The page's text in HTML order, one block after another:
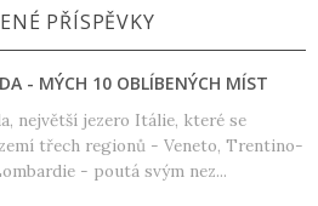
PŘÍSPĚVKY
- MÝCH 10 OBLÍBENÝCH MÍST
největší jezero Itálie, které se
třech regionů - Veneto, Trentino-
- poutá svým nez...